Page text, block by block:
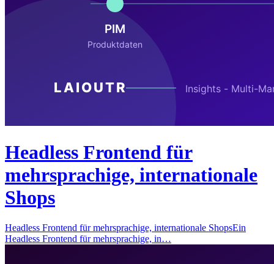
Headless Frontend für
mehrsprachige, internationale
Shops
Headless Frontend für mehrsprachige, internationale ShopsEin
Headless Frontend für mehrsprachige, in…